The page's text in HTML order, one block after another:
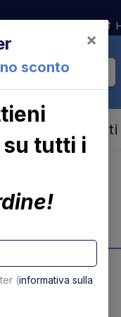
Contatti
sconto
×
tutti i
(informativa sulla